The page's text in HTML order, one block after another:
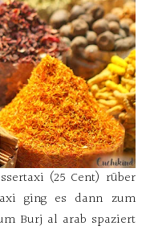
(25 Cent) rüber
ging es dann zum
Burj al arab spaziert